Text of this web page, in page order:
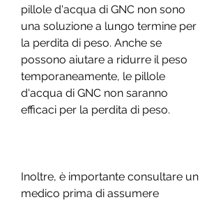
pillole d'acqua di GNC non sono
una soluzione a lungo termine per
la perdita di peso. Anche se
possono aiutare a ridurre il peso
temporaneamente, le pillole
d'acqua di GNC non saranno
efficaci per la perdita di peso.
Inoltre, è importante consultare un
medico prima di assumere